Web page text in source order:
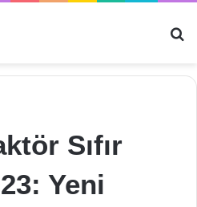
Sıfır
Yeni